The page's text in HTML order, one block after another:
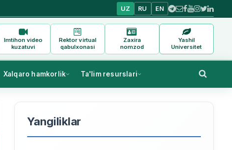
UZ RU EN
Imtihon video
kuzatuvi
Rektor virtual
qabulxonasi
Zaxira
nomzod
Yashil
Universitet
Xalqaro hamkorlik Ta'lim resurslari
Yangiliklar